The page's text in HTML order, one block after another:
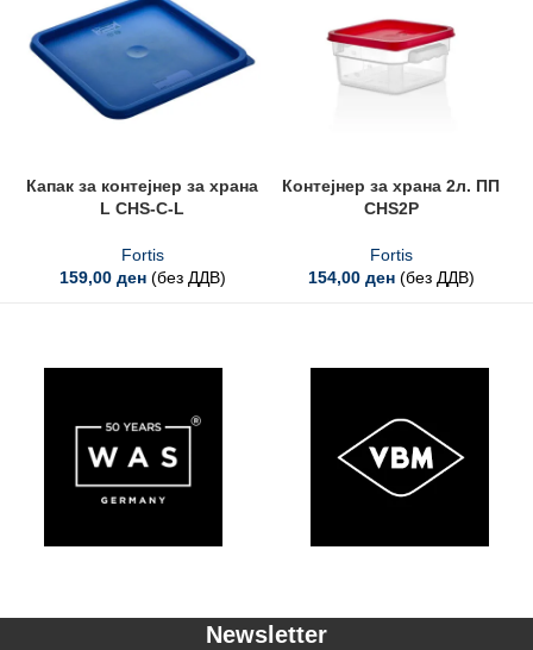
Капак за контејнер за храна
L CHS-C-L
Fortis
159,00 ден (без ДДВ)
Контејнер за храна 2л. ПП
CHS2P
Fortis
154,00 ден (без ДДВ)
Newsletter